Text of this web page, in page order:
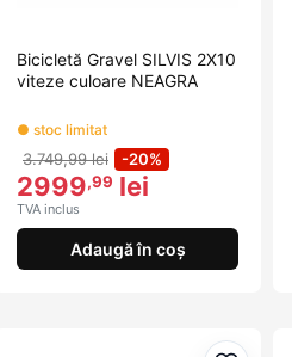
Bicicletă Gravel SILVIS 2X10
viteze culoare NEAGRA
● stoc limitat
3.749,99 lei -20%
2999,99 lei
TVA inclus
Adaugă în coș